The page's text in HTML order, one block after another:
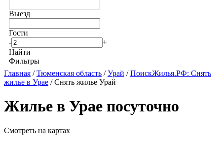
Выезд
Гости
-
+
Найти
Фильтры
Главная /Тюменская область /Урай /ПоискЖилья.РФ: Снять
жилье в Урае / Снять жилье Урай
Жилье в Урае посуточно
Смотреть на картах